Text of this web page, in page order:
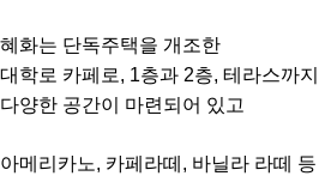
혜화는 단독주택을 개조한
대학로 카페로, 1층과 2층, 테라스까지
다양한 공간이 마련되어 있고
아메리카노, 카페라떼, 바닐라 라떼 등